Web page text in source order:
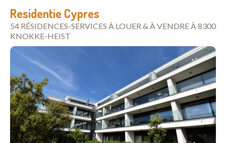
Residentie Cypres
54 RÉSIDENCES-SERVICES À LOUER & À VENDRE À 8300
KNOKKE-HEIST
ouvrir dans Google Maps